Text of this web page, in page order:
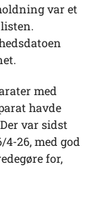
var et
med
havde
var sidst
26, med god
for,